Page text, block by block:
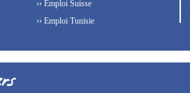
›› Emploi Suisse
›› Emploi Tunisie